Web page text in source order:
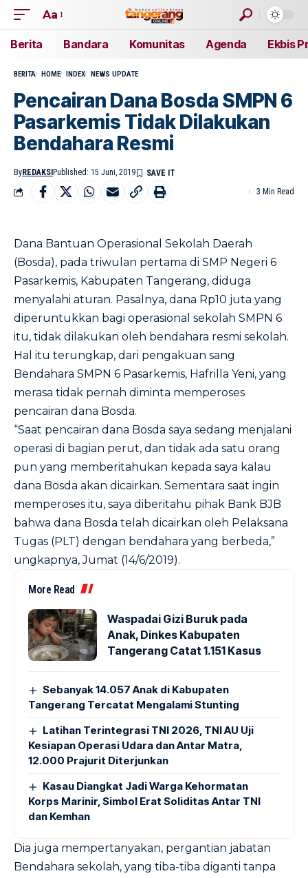
Aa
Berita Bandara Komunitas Agenda Ekbis
BERITA HOME INDEX NEWS UPDATE
Pencairan Dana Bosda SMPN 6
Pasarkemis Tidak Dilakukan
Bendahara Resmi
ByREDAKSI Published: 15 Juni, 2019
3 Min Read
Dana Bantuan Operasional Sekolah Daerah
(Bosda), pada triwulan pertama di SMP Negeri 6
Pasarkemis, Kabupaten Tangerang, diduga
menyalahi aturan. Pasalnya, dana Rp10 juta yang
diperuntukkan bagi operasional sekolah SMPN 6
itu, tidak dilakukan oleh bendahara resmi sekolah.
Hal itu terungkap, dari pengakuan sang
Bendahara SMPN 6 Pasarkemis, Hafrilla Yeni, yang
merasa tidak pernah diminta memperoses
pencairan dana Bosda.
“Saat pencairan dana Bosda saya sedang menjalani
operasi di bagian perut, dan tidak ada satu orang
pun yang memberitahukan kepada saya kalau
dana Bosda akan dicairkan. Sementara saat ingin
memperoses itu, saya diberitahu pihak Bank BJB
bahwa dana Bosda telah dicairkan oleh Pelaksana
Tugas (PLT) dengan bendahara yang berbeda,”
ungkapnya, Jumat (14/6/2019).
More Read
Waspadai Gizi Buruk pada
Anak, Dinkes Kabupaten
Tangerang Catat 1.151 Kasus
Sebanyak 14.057 Anak di Kabupaten
Tangerang Tercatat Mengalami Stunting
Latihan Terintegrasi TNI 2026, TNI AU Uji
Kesiapan Operasi Udara dan Antar Matra,
12.000 Prajurit Diterjunkan
Kasau Diangkat Jadi Warga Kehormatan
Korps Marinir, Simbol Erat Soliditas Antar TNI
dan Kemhan
Dia juga mempertanyakan, pergantian jabatan
Bendahara sekolah, yang tiba-tiba diganti tanpa